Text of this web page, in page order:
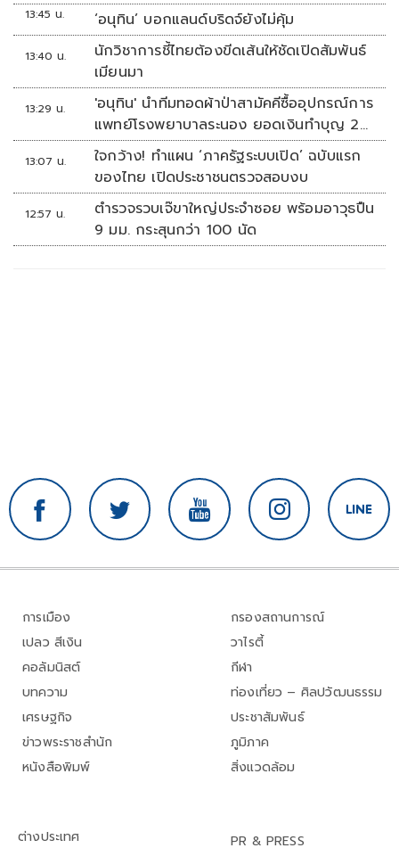
13:45 น. ‘อนุทิน’ บอกแลนด์บริดจ์ยังไม่คุ้ม
13:40 น.
นักวิชาการชี้ไทยต้องขีดเส้นให้ชัดเปิดสัมพันธ์
เมียนมา
13:29 น.
'อนุทิน' นำทีมทอดผ้าป่าสามัคคีซื้ออุปกรณ์การ
แพทย์โรงพยาบาลระนอง ยอดเงินทำบุญ 20
ล้านบาท
13:07 น.
ใจกว้าง! ทำแผน ‘ภาครัฐระบบเปิด’ ฉบับแรก
ของไทย เปิดประชาชนตรวจสอบงบ
12:57 น.
ตำรวจรวบเจ๊ขาใหญ่ประจำซอย พร้อมอาวุธปืน
9 มม. กระสุนกว่า 100 นัด
การเมือง
เปลว สีเงิน
คอลัมนิสต์
บทความ
เศรษฐกิจ
ข่าวพระราชสำนัก
หนังสือพิมพ์
กรองสถานการณ์
วาไรตี้
กีฬา
ท่องเที่ยว – ศิลปวัฒนธรรม
ประชาสัมพันธ์
ภูมิภาค
สิ่งแวดล้อม
ต่างประเทศ PR & PRESS